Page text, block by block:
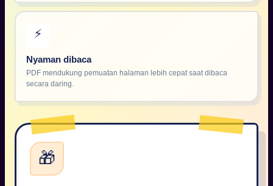
⚡
Nyaman dibaca
PDF mendukung pemuatan halaman lebih cepat saat dibaca
secara daring.
🎁